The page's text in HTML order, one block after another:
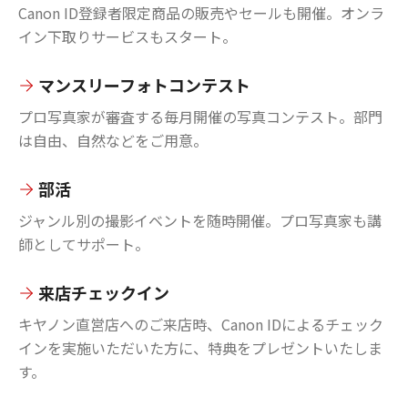
Canon ID登録者限定商品の販売やセールも開催。オンラ
イン下取りサービスもスタート。
マンスリーフォトコンテスト
プロ写真家が審査する毎月開催の写真コンテスト。部門
は自由、自然などをご用意。
部活
ジャンル別の撮影イベントを随時開催。プロ写真家も講
師としてサポート。
来店チェックイン
キヤノン直営店へのご来店時、Canon IDによるチェック
インを実施いただいた方に、特典をプレゼントいたしま
す。